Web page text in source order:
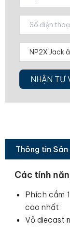
NHẬN TƯ
Thông tin
Các tính
Phích cắm
cao nhất
Vỏ diecast